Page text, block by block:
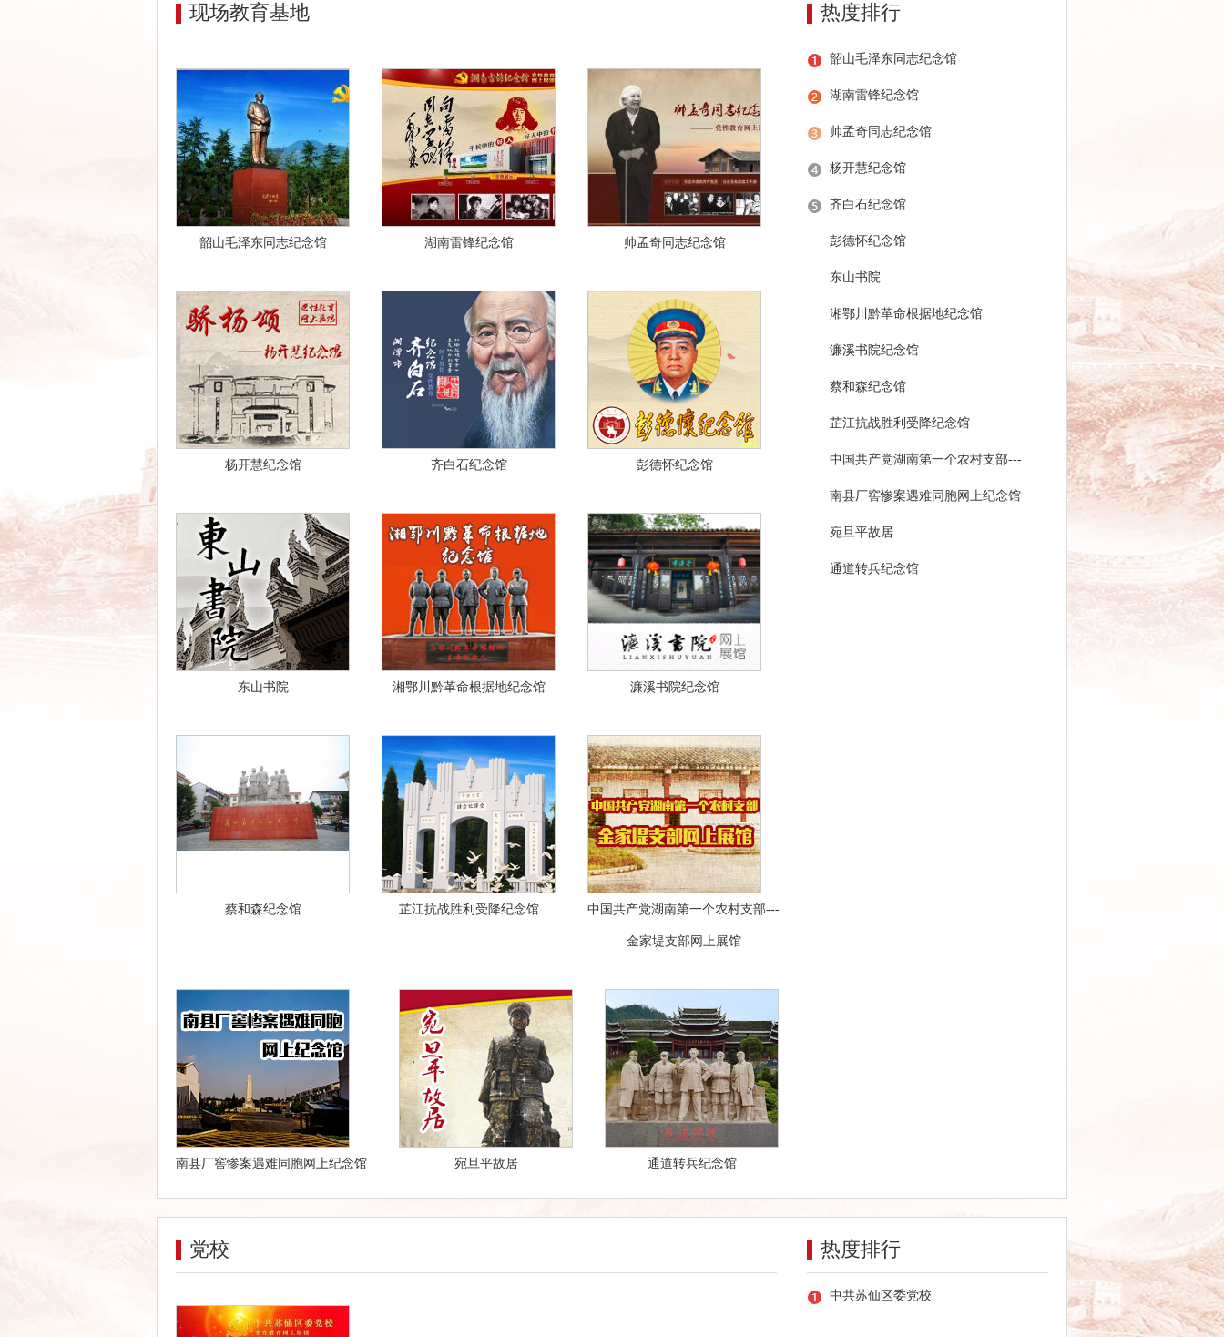
现场教育基地
韶山毛泽东同志纪念馆 湖南雷锋纪念馆 帅孟奇同志纪念馆
杨开慧纪念馆 齐白石纪念馆 彭德怀纪念馆
东山书院 湘鄂川黔革命根据地纪念馆 濂溪书院纪念馆
蔡和森纪念馆 芷江抗战胜利受降纪念馆 中国共产党湖南第一个农村支部---
金家堤支部网上展馆
南县厂窖惨案遇难同胞网上纪念馆 宛旦平故居 通道转兵纪念馆
热度排行
韶山毛泽东同志纪念馆
湖南雷锋纪念馆
帅孟奇同志纪念馆
杨开慧纪念馆
齐白石纪念馆
彭德怀纪念馆
东山书院
湘鄂川黔革命根据地纪念馆
濂溪书院纪念馆
蔡和森纪念馆
芷江抗战胜利受降纪念馆
中国共产党湖南第一个农村支部---
金家堤支部网上展馆
南县厂窖惨案遇难同胞网上纪念馆
宛旦平故居
通道转兵纪念馆
党校 热度排行
中共苏仙区委党校